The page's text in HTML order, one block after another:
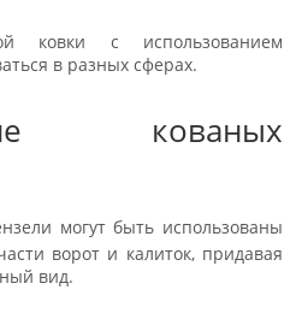
ковки с использованием
в разных сферах.
кованых
могут быть использованы
ворот и калиток, придавая
вид.